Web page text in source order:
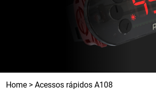
Home > Acessos rápidos A108